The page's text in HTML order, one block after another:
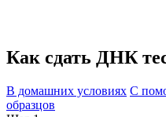
Как сдать ДНК
В домашних условиях С
образцов